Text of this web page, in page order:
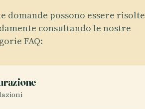
domande possono essere risolte
consultando le nostre
FAQ: